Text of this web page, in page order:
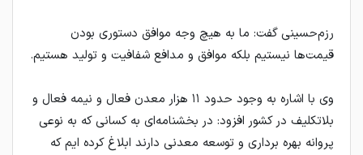
رزم‌حسینی گفت: ما به هیچ وجه موافق دستوری بودن
قیمت‌ها نیستیم بلکه موافق و مدافع شفافیت و تولید هستیم.
وی با اشاره به وجود حدود ۱۱ هزار معدن فعال و نیمه فعال و
بلاتکلیف در کشور افزود: در بخشنامه‌ای به کسانی که به نوعی
پروانه بهره برداری و توسعه معدنی دارند ابلاغ کرده ایم که